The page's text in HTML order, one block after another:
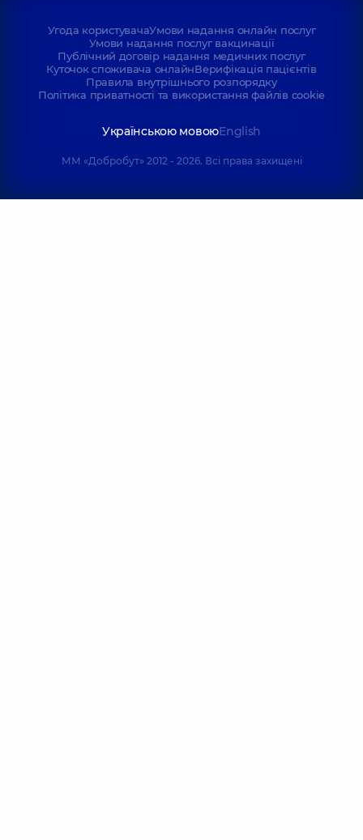
Угода користувачаУмови надання онлайн послуг
Умови надання послуг вакцинації
Публічний договір надання медичних послуг
Куточок споживача онлайнВерифікація пацієнтів
Правила внутрішнього розпорядку
Політика приватності та використання файлів cookie
Українською мовоюEnglish
ММ «Добробут» 2012 - 2026. Всі права захищені